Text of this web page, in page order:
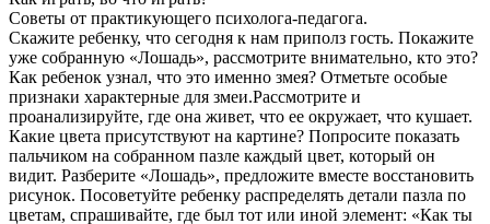
Советы от практикующего психолога-педагога.
Скажите ребенку, что сегодня к нам приполз гость. Покажите
уже собранную «Лошадь», рассмотрите внимательно, кто это?
Как ребенок узнал, что это именно змея? Отметьте особые
признаки характерные для змеи.Рассмотрите и
проанализируйте, где она живет, что ее окружает, что кушает.
Какие цвета присутствуют на картине? Попросите показать
пальчиком на собранном пазле каждый цвет, который он
видит. Разберите «Лошадь», предложите вместе восстановить
рисунок. Посоветуйте ребенку распределять детали пазла по
цветам, спрашивайте, где был тот или иной элемент: «Как ты